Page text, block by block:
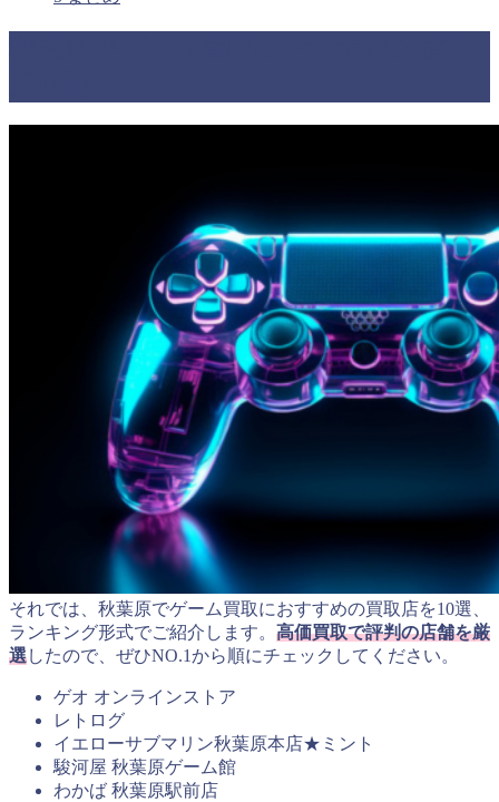
それでは、秋葉原でゲーム買取におすすめの買取店を10選、
ランキング形式でご紹介します。 高価買取で評判の店舗を厳
選したので、ぜひNO.1から順にチェックしてください。
ゲオ オンラインストア
レトログ
イエローサブマリン秋葉原本店★ミント
駿河屋 秋葉原ゲーム館
わかば 秋葉原駅前店